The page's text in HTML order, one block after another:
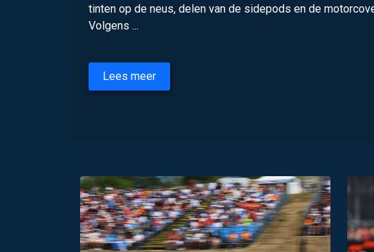
tinten op de neus, delen van de sidepods en de
Volgens ...
Lees meer